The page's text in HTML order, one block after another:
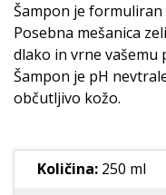
Šampon je formuliran
Posebna mešanica
dlako in vrne vašemu
Šampon je pH
občutljivo kožo.
Količina: 250 ml